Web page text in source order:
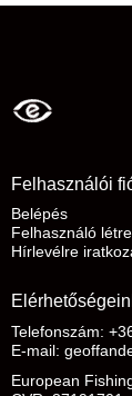
Felhasználói
Belépés
Felhasználó
Hírlevélre
Telefonszám:
E-mail:
European